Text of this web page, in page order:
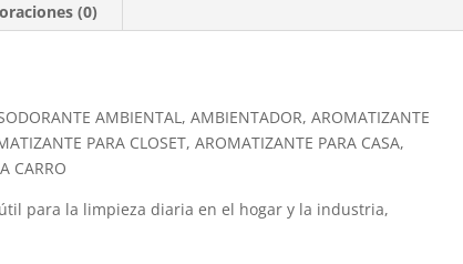
(0)
AMBIENTAL, AMBIENTADOR, AROMATIZANTE
PARA CLOSET, AROMATIZANTE PARA CASA,
CARRO
para la limpieza diaria en el hogar y la industria,